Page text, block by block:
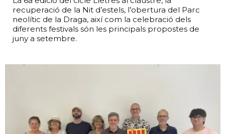
recuperació de la Nit d’estels, l’obertura del Parc
neolític de la Draga, així com la celebració dels
diferents festivals són les principals propostes de
juny a setembre.